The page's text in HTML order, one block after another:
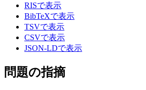
RISで表示
BibTeXで表示
TSVで表示
CSVで表示
JSON-LDで表示
問題の指摘